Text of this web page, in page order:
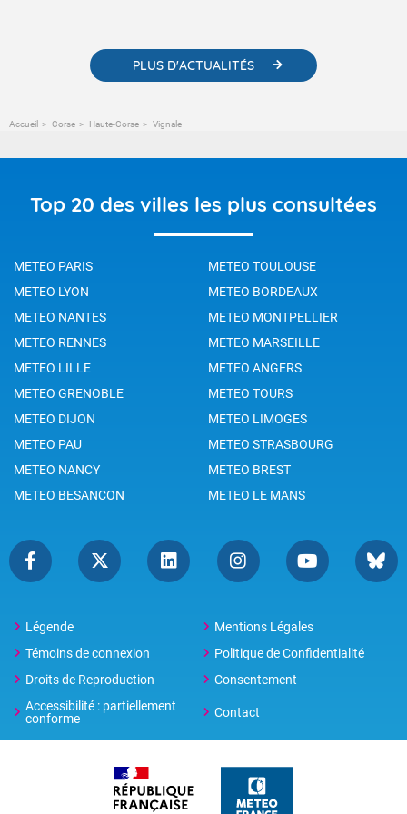
PLUS D'ACTUALITÉS
Accueil Corse Haute-Corse Vignale
Top 20 des villes les plus consultées
METEO PARIS
METEO TOULOUSE
METEO LYON
METEO BORDEAUX
METEO NANTES
METEO MONTPELLIER
METEO RENNES
METEO MARSEILLE
METEO LILLE
METEO ANGERS
METEO GRENOBLE
METEO TOURS
METEO DIJON
METEO LIMOGES
METEO PAU
METEO STRASBOURG
METEO NANCY
METEO BREST
METEO BESANCON
METEO LE MANS
Légende
Mentions Légales
Témoins de connexion
Politique de Confidentialité
Droits de Reproduction
Consentement
Accessibilité : partiellement
conforme
Contact